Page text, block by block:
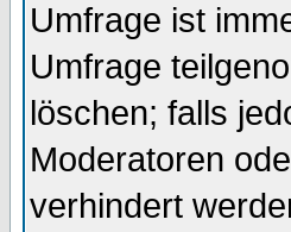
Umfrage ist
Umfrage
löschen; falls
Moderatoren
verhindert